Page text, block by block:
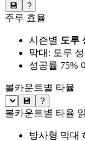
💾 ?
주루 효율
시즌별 도루
막대: 도루
성공률 75%
볼카운트별 타율
💾 ?
볼카운트별 타율
방사형 막대